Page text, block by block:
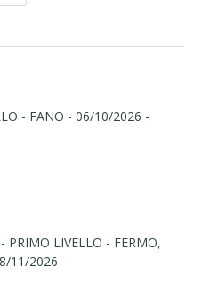
- FANO - 06/10/2026 -
PRIMO LIVELLO - FERMO,
11/2026